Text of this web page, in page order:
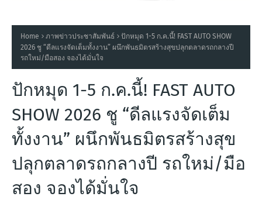
Home ภาพข่าวประชาสัมพันธ์
ปักหมุด 1-5 ก.ค.นี้! FAST AUTO SHOW
2026 ชู “ดีลแรงจัดเต็มทั้งงาน” ผนึกพันธมิตรสร้างสุขปลุกตลาดรถกลางปี
รถใหม่/มือสอง จองได้มั่นใจ
ปักหมุด 1-5 ก.ค.นี้! FAST AUTO
SHOW 2026 ชู “ดีลแรงจัดเต็ม
ทั้งงาน” ผนึกพันธมิตรสร้างสุข
ปลุกตลาดรถกลางปี รถใหม่/มือ
สอง จองได้มั่นใจ